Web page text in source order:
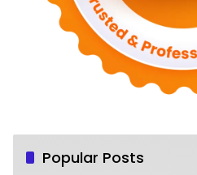
Popular Posts